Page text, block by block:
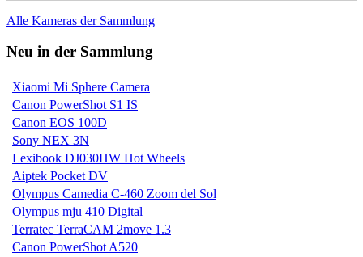
Alle Kameras der Sammlung
Neu in der Sammlung
Xiaomi Mi Sphere Camera
Canon PowerShot S1 IS
Canon EOS 100D
Sony NEX 3N
Lexibook DJ030HW Hot Wheels
Aiptek Pocket DV
Olympus Camedia C-460 Zoom del Sol
Olympus mju 410 Digital
Terratec TerraCAM 2move 1.3
Canon PowerShot A520